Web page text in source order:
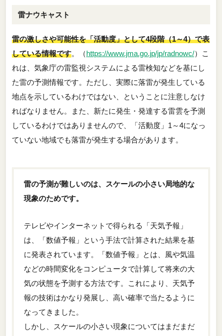
雷ナウキャスト
雷の激しさや可能性を「活動度」として4段階（1～4）で表
している情報です。（https://www.jma.go.jp/jp/radnowc/）こ
れは、気象庁の雷監視システムによる雷検知などを基にし
た雷の予測情報です。ただし、実際に落雷が発生している
地点を示しているわけではない、ということに注意しなけ
ればなりません。また、新たに発生・発達する雷雲を予測
しているわけではありませんので、「活動度」1～4になっ
ていない地域でも落雷が発生する場合があります。
雷の予測が難しいのは、スケールの小さい局地的な
現象のためです。
テレビやインターネットで得られる「天気予報」
は、「数値予報」という手法で計算された結果を基
に発表されています。「数値予報」とは、風や気温
などの時間変化をコンピュータで計算して将来の大
気の状態を予測する方法です。これにより、天気予
報の技術はかなり発展し、高い確率で当たるように
なってきました。
しかし、スケールの小さい現象についてはまだまだ